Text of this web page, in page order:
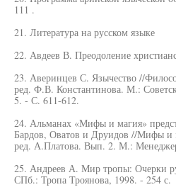
111 .
21. Литература на русском языке
22. Авдеев В. Преодоление
23. Аверинцев С. Язычество //
ред. Ф.В. Константинова. М.:
5. - С. 611-612.
24. Альманах «Мифы и магия»
Бардов, Оватов и Друидов //Мифы и
ред. А.Платова. Вып. 2. М.:
25. Андреев А. Мир тропы: Очерки
СПб.: Тропа Троянова, 1998. - 254 с.